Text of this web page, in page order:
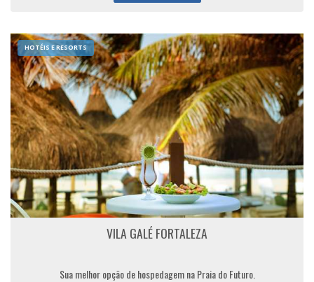
HOTÉIS E RESORTS
VILA GALÉ FORTALEZA
Sua melhor opção de hospedagem na Praia do Futuro.